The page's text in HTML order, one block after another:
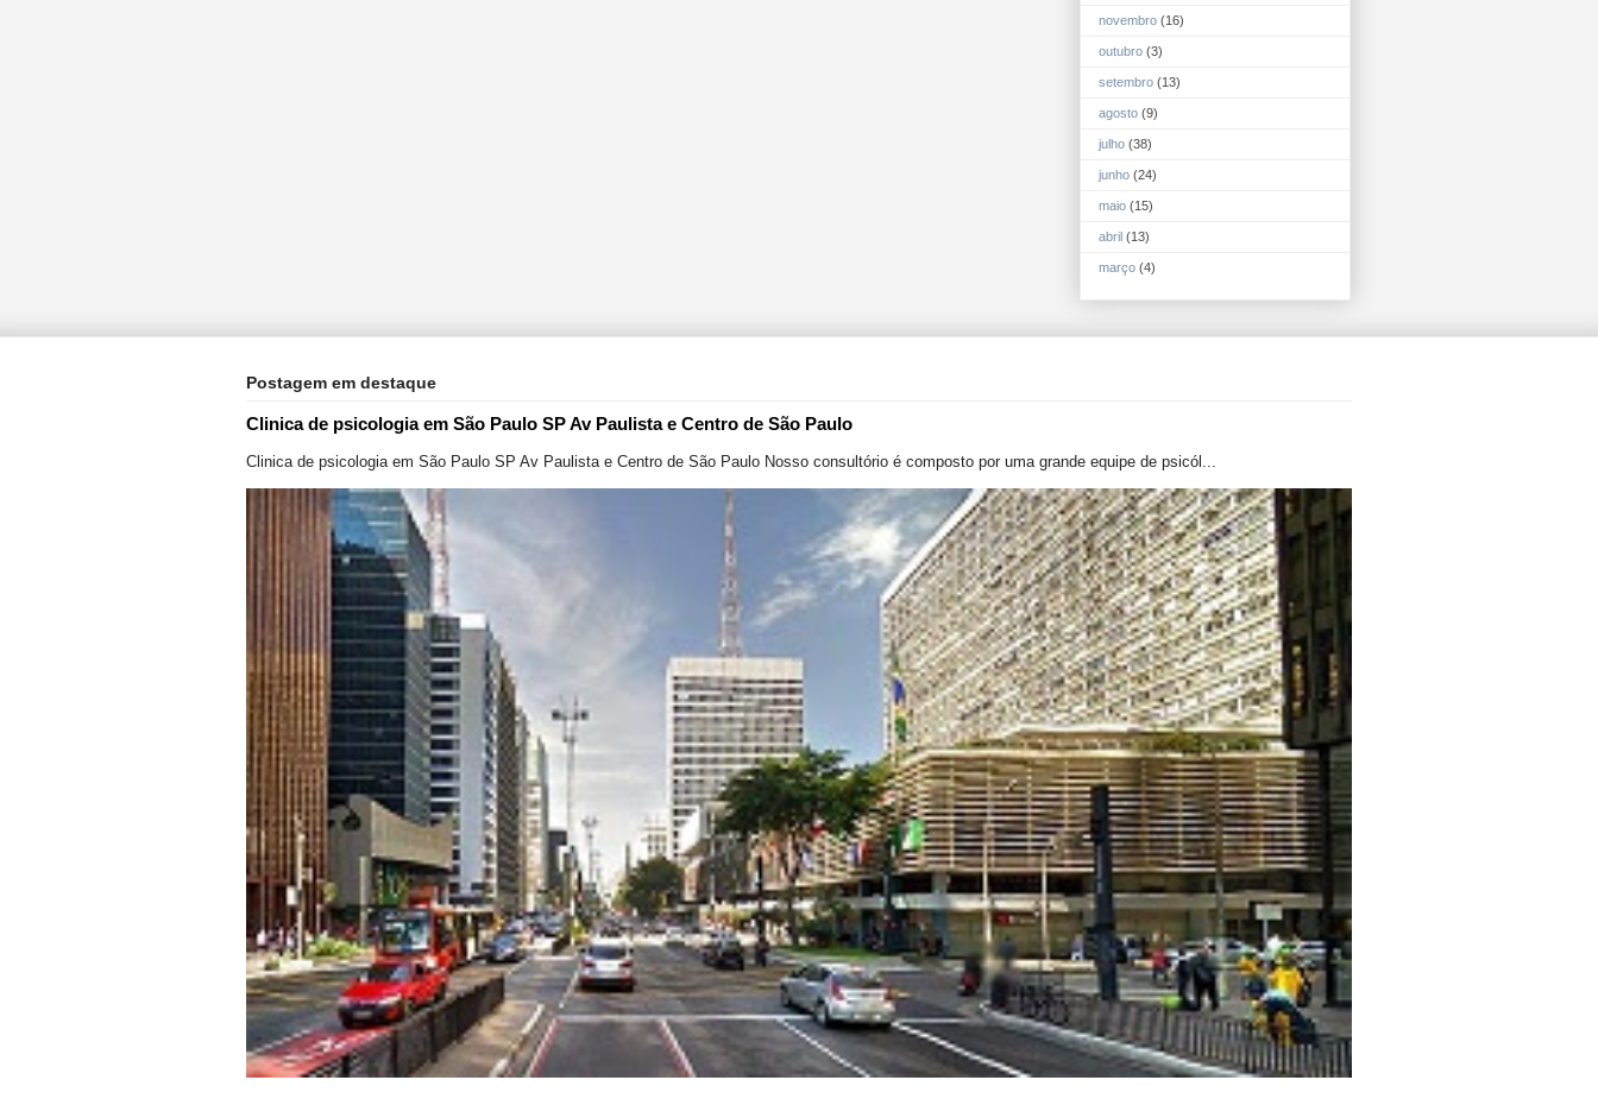
novembro (16)
outubro (3)
setembro (13)
agosto (9)
julho (38)
junho (24)
maio (15)
abril (13)
março (4)
Postagem em destaque
Clinica de psicologia em São Paulo SP Av Paulista e Centro de São Paulo
Clinica de psicologia em São Paulo SP Av Paulista e Centro de São Paulo Nosso consultório é composto por uma grande equipe de psicól...